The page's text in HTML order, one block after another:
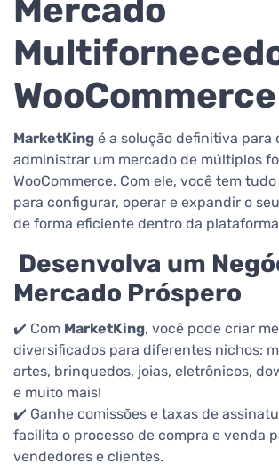
Mercado
WooCommerce
MarketKing é a solução definitiva para
administrar um mercado de múltiplos
WooCommerce. Com ele, você tem
para configurar, operar e expandir o
de forma eficiente dentro da plataforma
Desenvolva um
Mercado Próspero
✔️ Com MarketKing, você pode criar
diversificados para diferentes nichos:
artes, brinquedos, joias, eletrônicos,
e muito mais!
✔️ Ganhe comissões e taxas de
facilita o processo de compra e venda
vendedores e clientes.